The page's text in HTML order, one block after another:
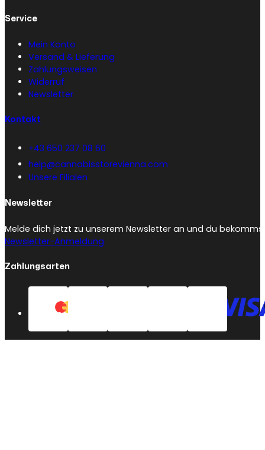
Service
Mein Konto
Versand & Lieferung
Zahlungsweisen
Widerruf
Newsletter
Kontakt
+43 650 237 08 60
help@cannabisstorevienna.com
Unsere Filialen
Newsletter
Melde dich jetzt zu unserem Newsletter an und du
Newsletter-Anmeldung
Zahlungsarten